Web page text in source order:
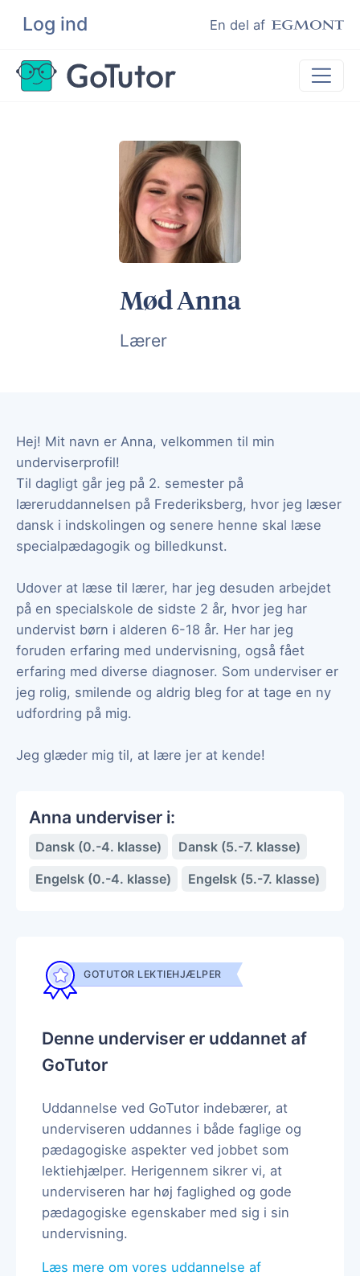
Log ind En del af
Søg
Lektiehjælp
Eksamenshjælp
Hjælp til ordblinde
Kundeudtalelser
Undervisere
Mød Anna
Lærer
Hej! Mit navn er Anna, velkommen til min
underviserprofil!
Til dagligt går jeg på 2. semester på
læreruddannelsen på Frederiksberg, hvor jeg læser
dansk i indskolingen og senere henne skal læse
specialpædagogik og billedkunst.
Udover at læse til lærer, har jeg desuden arbejdet
på en specialskole de sidste 2 år, hvor jeg har
undervist børn i alderen 6-18 år. Her har jeg
foruden erfaring med undervisning, også fået
erfaring med diverse diagnoser. Som underviser er
jeg rolig, smilende og aldrig bleg for at tage en ny
udfordring på mig.
Jeg glæder mig til, at lære jer at kende!
Anna underviser i:
Dansk (0.-4. klasse)
Dansk (5.-7. klasse)
Engelsk (0.-4. klasse)
Engelsk (5.-7. klasse)
GOTUTOR LEKTIEHJÆLPER
Denne underviser er uddannet af
GoTutor
Uddannelse ved GoTutor indebærer, at
underviseren uddannes i både faglige og
pædagogiske aspekter ved jobbet som
lektiehjælper. Herigennem sikrer vi, at
underviseren har høj faglighed og gode
pædagogiske egenskaber med sig i sin
undervisning.
Læs mere om vores uddannelse af